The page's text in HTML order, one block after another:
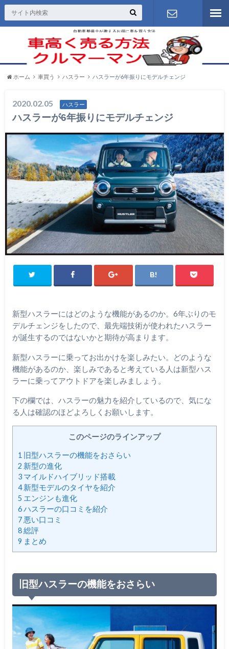
自動車整備士が教えるお得に車を買う方法
お問い合わ
せ
ホーム 車買う ハスラー ハスラーが6年振りにモデルチェンジ
2020.02.05 ハスラー
ハスラーが6年振りにモデルチェンジ
新型ハスラーにはどのような機能があるのか。6年ぶりのモ
デルチェンジをしたので、最先端技術が使われたハスラー
が誕生するのではないかと期待が高まります。
新型ハスラーに乗ってお出かけを楽しみたい。どのような
機能があるのか、楽しみであると考えている人は新型ハス
ラーに乗ってアウトドアを楽しみましょう。
下の欄では、ハスラーの魅力を紹介しているので、気にな
る人は確認のほどよろしくお願いします。
このページのラインアップ
1 旧型ハスラーの機能をおさらい
2 新型の進化
3マイルドハイブリッド搭載
4新型モデルのタイヤを紹介
5 エンジンも進化
6ハスラーの口コミを紹介
7悪い口コミ
8総評
9 まとめ
旧型ハスラーの機能をおさらい